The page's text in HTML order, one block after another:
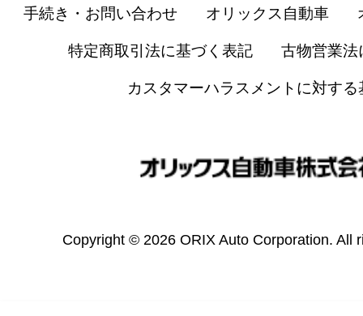
手続き・お問い合わせ オリックス自動車
特定商取引法に基づく表記 古物営業法
カスタマーハラスメントに対する
Copyright © 2026 ORIX Auto Corporation. All